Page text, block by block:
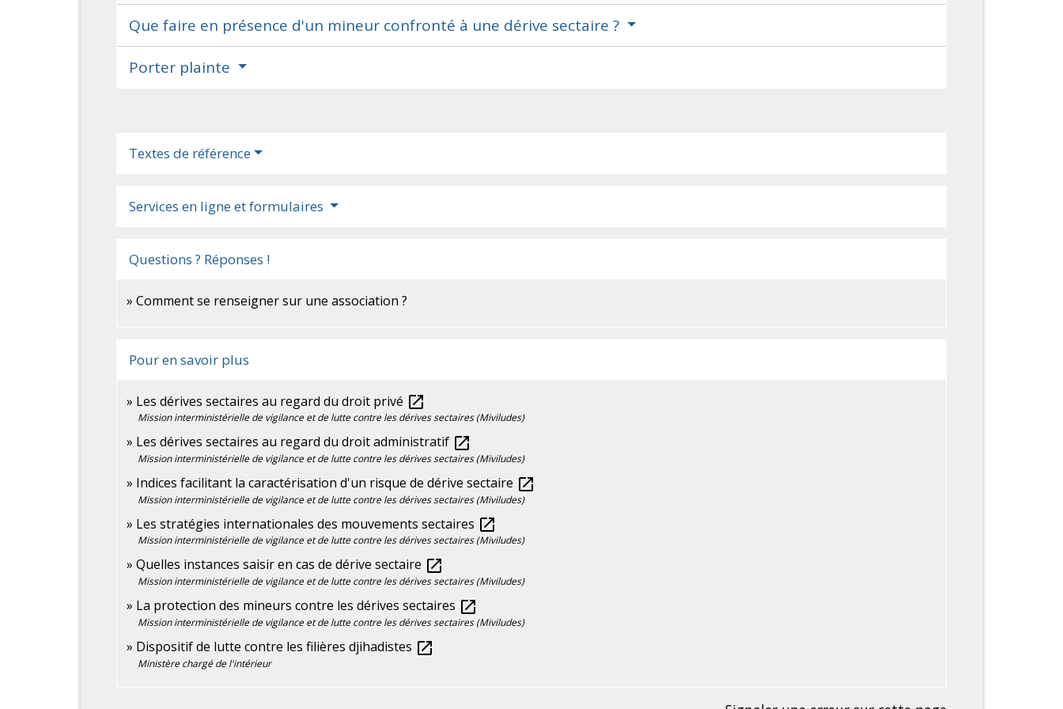
Que faire en présence d'un mineur confronté à une dérive sectaire ?
Porter plainte
Textes de référence
Services en ligne et formulaires
Questions ? Réponses !
Comment se renseigner sur une association ?
Pour en savoir plus
Les dérives sectaires au regard du droit privé open_in_new
Mission interministérielle de vigilance et de lutte contre les dérives sectaires (Miviludes)
Les dérives sectaires au regard du droit administratif open_in_new
Mission interministérielle de vigilance et de lutte contre les dérives sectaires (Miviludes)
Indices facilitant la caractérisation d'un risque de dérive sectaire open_in_new
Mission interministérielle de vigilance et de lutte contre les dérives sectaires (Miviludes)
Les stratégies internationales des mouvements sectaires open_in_new
Mission interministérielle de vigilance et de lutte contre les dérives sectaires (Miviludes)
Quelles instances saisir en cas de dérive sectaire open_in_new
Mission interministérielle de vigilance et de lutte contre les dérives sectaires (Miviludes)
La protection des mineurs contre les dérives sectaires open_in_new
Mission interministérielle de vigilance et de lutte contre les dérives sectaires (Miviludes)
Dispositif de lutte contre les filières djihadistes open_in_new
Ministère chargé de l'intérieur